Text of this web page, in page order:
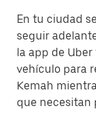
En tu ciudad
seguir
la app de
vehículo para
Kemah
que necesitan